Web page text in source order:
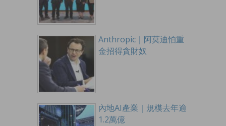
Anthropic｜阿莫迪怕重
金招得貪財奴
內地AI產業｜規模去年逾
1.2萬億